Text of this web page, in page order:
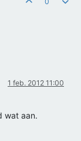
1 feb. 2012 11:00
wat aan.